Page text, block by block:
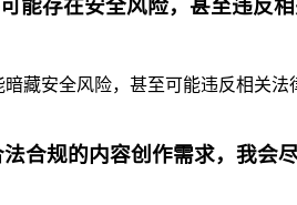
能存在安全风险，甚至违反
藏安全风险，甚至可能违反相关法
合规的内容创作需求，我会